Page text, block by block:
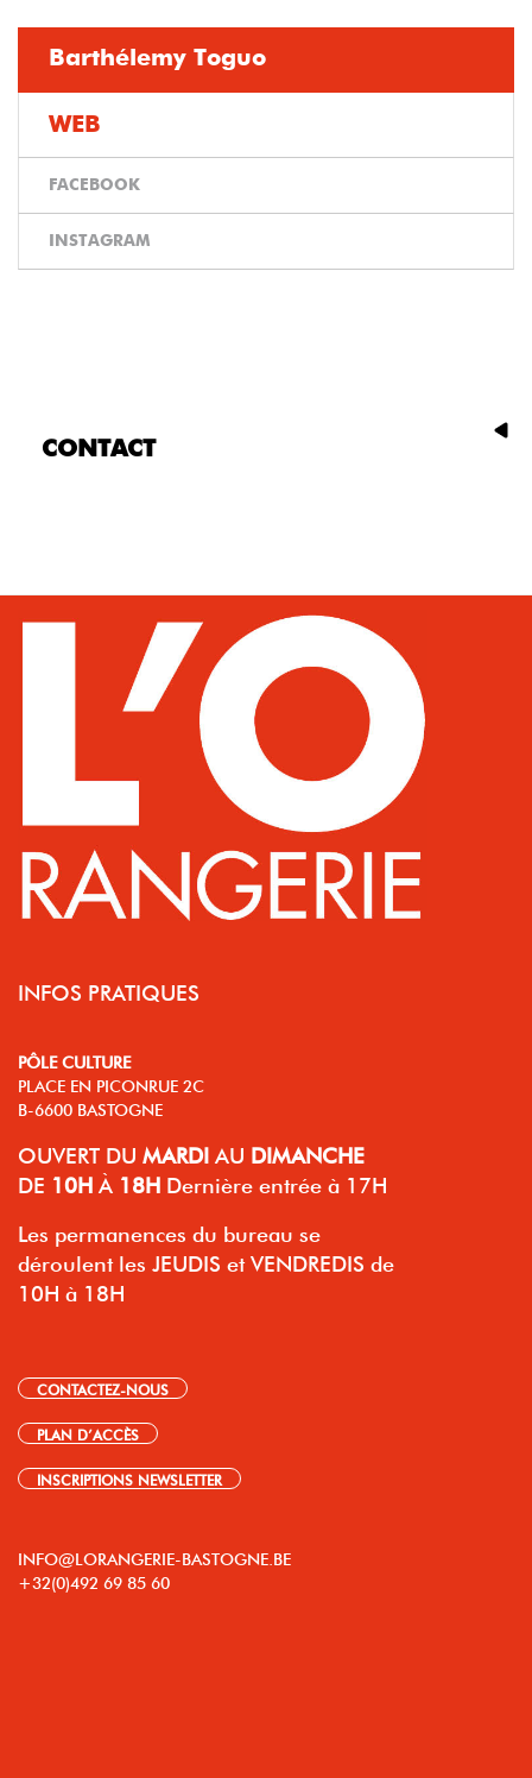
Barthélemy Toguo
WEB
FACEBOOK
INSTAGRAM
CONTACT
INFOS PRATIQUES
PÔLE CULTURE
PLACE EN PICONRUE 2C
B-6600 BASTOGNE
OUVERT DU MARDI AU DIMANCHE
DE 10H À 18H Dernière entrée à 17H
Les permanences du bureau se
déroulent les JEUDIS et VENDREDIS de
10H à 18H
CONTACTEZ-NOUS
PLAN D’ACCÈS
INSCRIPTIONS NEWSLETTER
INFO@LORANGERIE-BASTOGNE.BE
+32(0)492 69 85 60